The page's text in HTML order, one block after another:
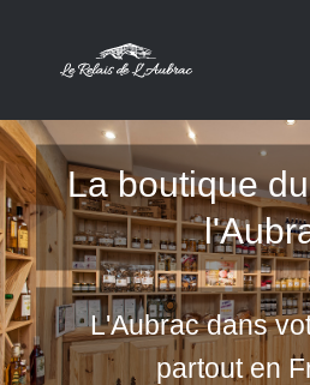
La boutique
L'Aubrac dans
partout en